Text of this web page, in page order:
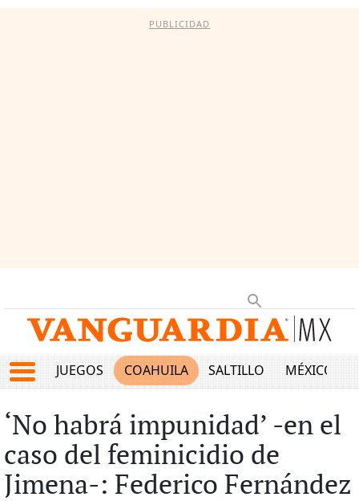
PUBLICIDAD
JUEGOS COAHUILA SALTILLO MÉXICO
‘No habrá impunidad’ -en el
caso del feminicidio de
Jimena-: Federico Fernández